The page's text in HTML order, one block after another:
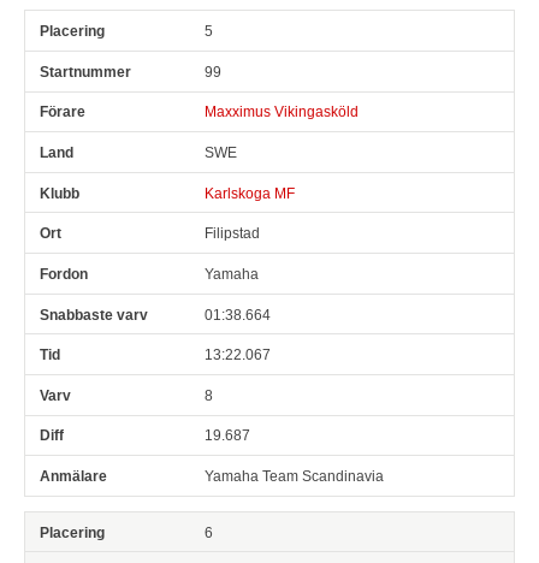
5
99
Maxximus Vikingasköld
SWE
Karlskoga MF
Filipstad
Yamaha
01:38.664
13:22.067
8
19.687
Yamaha Team Scandinavia
6